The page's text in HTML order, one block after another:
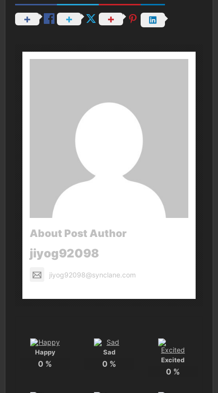
About Post Author
jiyog92098
jiyog92098@synclane.com
Happy
0 %
Sad
0 % Excited
0 %